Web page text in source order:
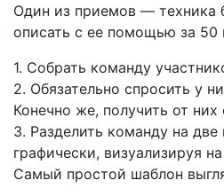
Один из приемов — техника
описать с ее помощью за 50
1. Собрать команду
2. Обязательно спросить у
Конечно же, получить от
3. Разделить команду на
графически, визуализируя
Самый простой шаблон